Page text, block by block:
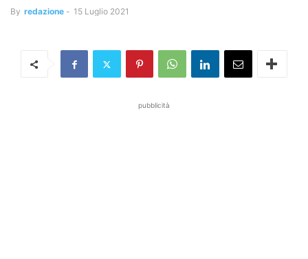
By redazione - 15 Luglio 2021
pubblicità